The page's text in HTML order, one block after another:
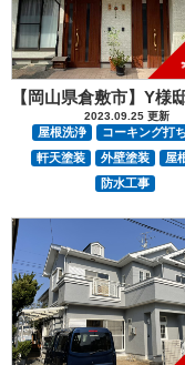
2023.09.25 更新
屋根洗浄
コーキング打
軒天塗装
外壁塗装
屋
防水工事